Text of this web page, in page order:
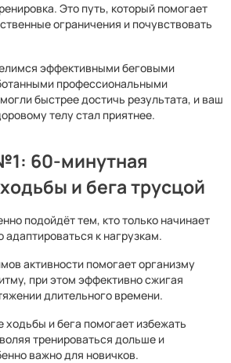
Это путь, который помогает
ограничения и почувствовать
эффективными беговыми
профессиональными
быстрее достичь результата, и ваш
телу стал приятнее.
60-минутная
и бега трусцой
подойдёт тем, кто только начинает
адаптироваться к нагрузкам.
активности помогает организму
при этом эффективно сжигая
длительного времени.
ходьбы и бега помогает избежать
тренироваться дольше и
важно для новичков.